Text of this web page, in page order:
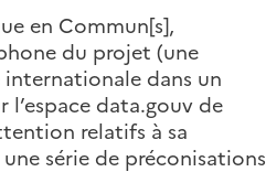
en Commun[s],
du projet (une
dans un
data.gouv de
relatifs à sa
série de préconisations